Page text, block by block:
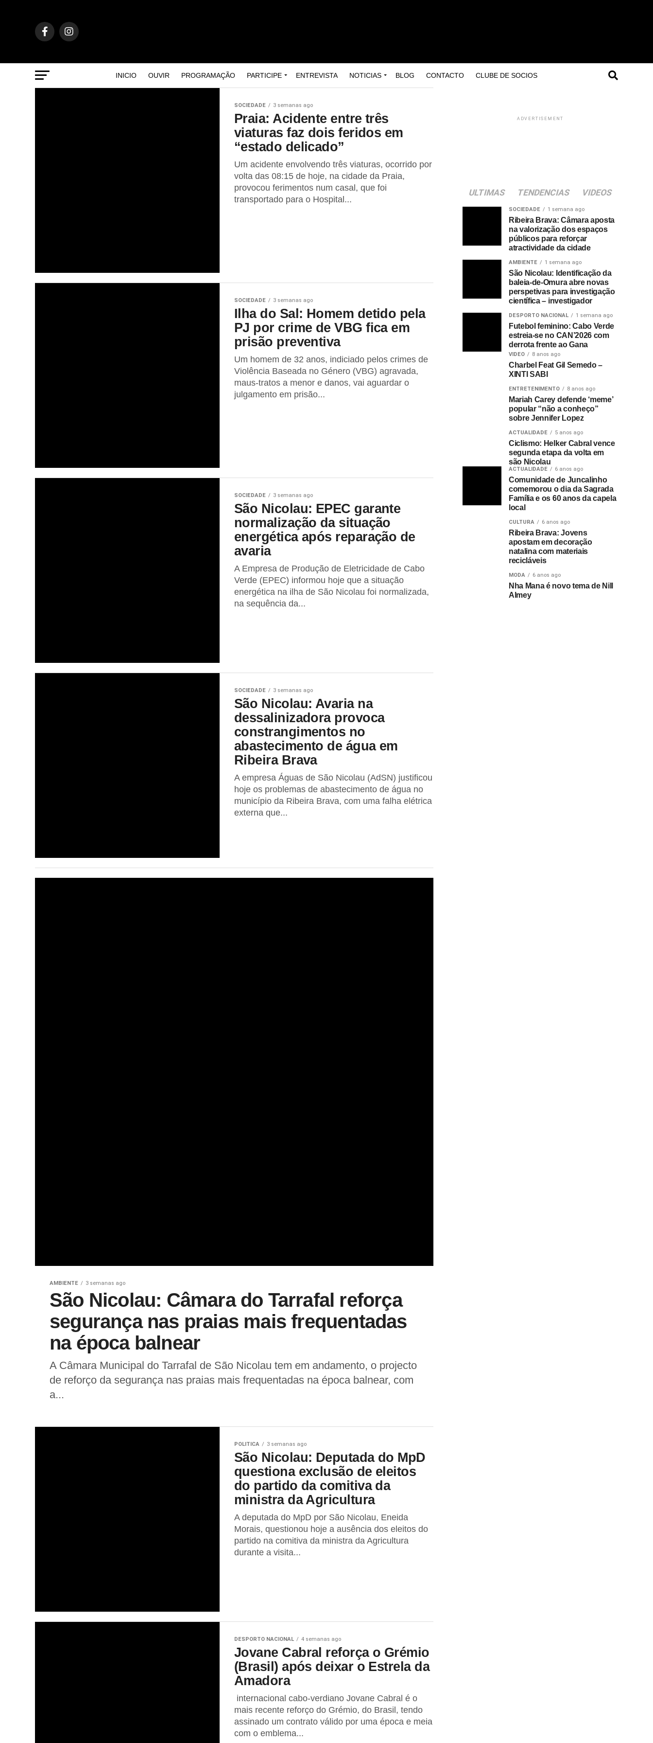
INICIO OUVIR PROGRAMAÇÃO PARTICIPE ENTREVISTA NOTICIAS BLOG CONTACTO CLUBE DE SOCIOS
SOCIEDADE 3 semanas ago
Praia: Acidente entre três
viaturas faz dois feridos em
“estado delicado”
Um acidente envolvendo três viaturas, ocorrido por
volta das 08:15 de hoje, na cidade da Praia,
provocou ferimentos num casal, que foi
transportado para o Hospital...
SOCIEDADE 3 semanas ago
Ilha do Sal: Homem detido pela
PJ por crime de VBG fica em
prisão preventiva
Um homem de 32 anos, indiciado pelos crimes de
Violência Baseada no Género (VBG) agravada,
maus-tratos a menor e danos, vai aguardar o
julgamento em prisão...
SOCIEDADE 3 semanas ago
São Nicolau: EPEC garante
normalização da situação
energética após reparação de
avaria
A Empresa de Produção de Eletricidade de Cabo
Verde (EPEC) informou hoje que a situação
energética na ilha de São Nicolau foi normalizada,
na sequência da...
SOCIEDADE 3 semanas ago
São Nicolau: Avaria na
dessalinizadora provoca
constrangimentos no
abastecimento de água em
Ribeira Brava
A empresa Águas de São Nicolau (AdSN) justificou
hoje os problemas de abastecimento de água no
município da Ribeira Brava, com uma falha elétrica
externa que...
AMBIENTE 3 semanas ago
São Nicolau: Câmara do Tarrafal reforça
segurança nas praias mais frequentadas
na época balnear
A Câmara Municipal do Tarrafal de São Nicolau tem em andamento, o projecto
de reforço da segurança nas praias mais frequentadas na época balnear, com
a...
POLITICA 3 semanas ago
São Nicolau: Deputada do MpD
questiona exclusão de eleitos
do partido da comitiva da
ministra da Agricultura
A deputada do MpD por São Nicolau, Eneida
Morais, questionou hoje a ausência dos eleitos do
partido na comitiva da ministra da Agricultura
durante a visita...
DESPORTO NACIONAL 4 semanas ago
Jovane Cabral reforça o Grémio
(Brasil) após deixar o Estrela da
Amadora
internacional cabo-verdiano Jovane Cabral é o
mais recente reforço do Grémio, do Brasil, tendo
assinado um contrato válido por uma época e meia
com o emblema...
ADVERTISEMENT
ULTIMAS TENDENCIAS VIDEOS
SOCIEDADE 1 semana ago
Ribeira Brava: Câmara aposta
na valorização dos espaços
públicos para reforçar
atractividade da cidade
AMBIENTE 1 semana ago
São Nicolau: Identificação da
baleia-de-Omura abre novas
perspetivas para investigação
científica – investigador
DESPORTO NACIONAL 1 semana ago
Futebol feminino: Cabo Verde
estreia-se no CAN’2026 com
derrota frente ao Gana
VIDEO 8 anos ago
Charbel Feat Gil Semedo –
XINTI SABI
ENTRETENIMENTO 8 anos ago
Mariah Carey defende ‘meme’
popular “não a conheço”
sobre Jennifer Lopez
ACTUALIDADE 5 anos ago
Ciclismo: Helker Cabral vence
segunda etapa da volta em
são Nicolau
ACTUALIDADE 6 anos ago
Comunidade de Juncalinho
comemorou o dia da Sagrada
Família e os 60 anos da capela
local
CULTURA 6 anos ago
Ribeira Brava: Jovens
apostam em decoração
natalina com materiais
recicláveis
MODA 6 anos ago
Nha Mana é novo tema de Nill
Almey